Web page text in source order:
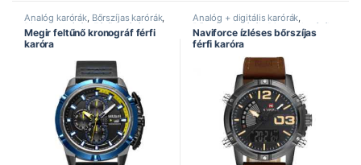
Analóg karórák Bőrszíjas karórák,
Divatos karórák, Férfi karórák
Kronográf karórák,Megir óra,
Sportos karórák
Megir feltűnő kronográf férfi
karóra
Analóg + digitális karórák
Bőrszíjas karórák Divatos karórák
Dual kijelzős karórák,Férfi
karórák,Naviforce óra
Naviforce ízléses bőrszíjas
férfi karóra